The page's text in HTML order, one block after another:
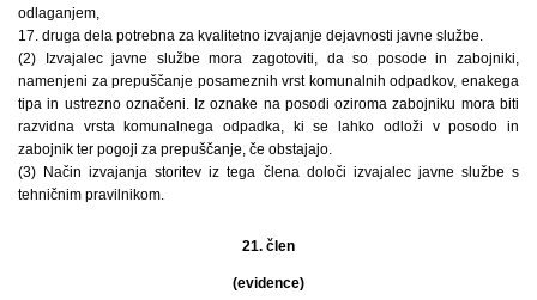
odlaganjem,
17. druga dela potrebna za kvalitetno izvajanje dejavnosti javne službe.
(2) Izvajalec javne službe mora zagotoviti, da so posode in zabojniki,
namenjeni za prepuščanje posameznih vrst komunalnih odpadkov, enakega
tipa in ustrezno označeni. Iz oznake na posodi oziroma zabojniku mora biti
razvidna vrsta komunalnega odpadka, ki se lahko odloži v posodo in
zabojnik ter pogoji za prepuščanje, če obstajajo.
(3) Način izvajanja storitev iz tega člena določi izvajalec javne službe s
tehničnim pravilnikom.
21. člen
(evidence)